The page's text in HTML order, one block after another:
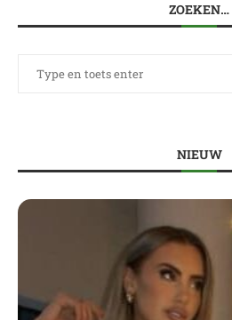
ZOEKEN…
NIEUW